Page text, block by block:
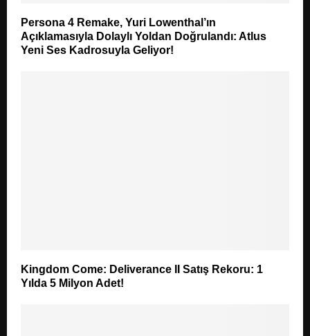
Persona 4 Remake, Yuri Lowenthal’ın
Açıklamasıyla Dolaylı Yoldan Doğrulandı: Atlus
Yeni Ses Kadrosuyla Geliyor!
Kingdom Come: Deliverance II Satış Rekoru: 1
Yılda 5 Milyon Adet!